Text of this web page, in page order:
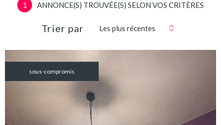
1 ANNONCE(S) TROUVÉE(S) SELON VOS CRITÈRES
Trier par Les plus récentes
sous-compromis